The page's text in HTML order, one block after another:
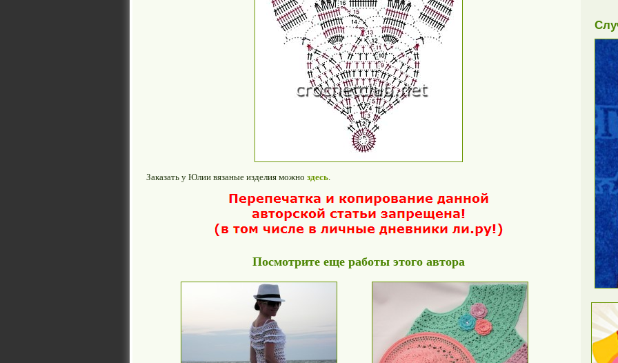
Заказать у Юлии вязаные изделия можно здесь
Посмотрите еще работы этого автора